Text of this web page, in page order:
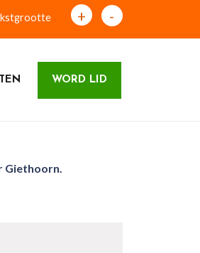
+ -
WORD LID
Giethoorn.